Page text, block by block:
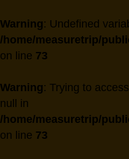
Warning: Undefined
/home/measuretrip/
on line 73
Warning: Trying to
null in
/home/measuretrip/
on line 73